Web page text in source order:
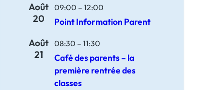
Août
20
09:00 – 12:00
Point Information Parent
Août
21
08:30 – 11:30
Café des parents – la
première rentrée des
classes